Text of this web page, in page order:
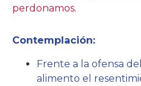
perdonamos.
Contemplación:
Frente a la ofensa
alimento el